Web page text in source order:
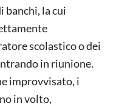
banchi, la cui
scolastico o dei
in riunione.
improvvisato, i
in volto,